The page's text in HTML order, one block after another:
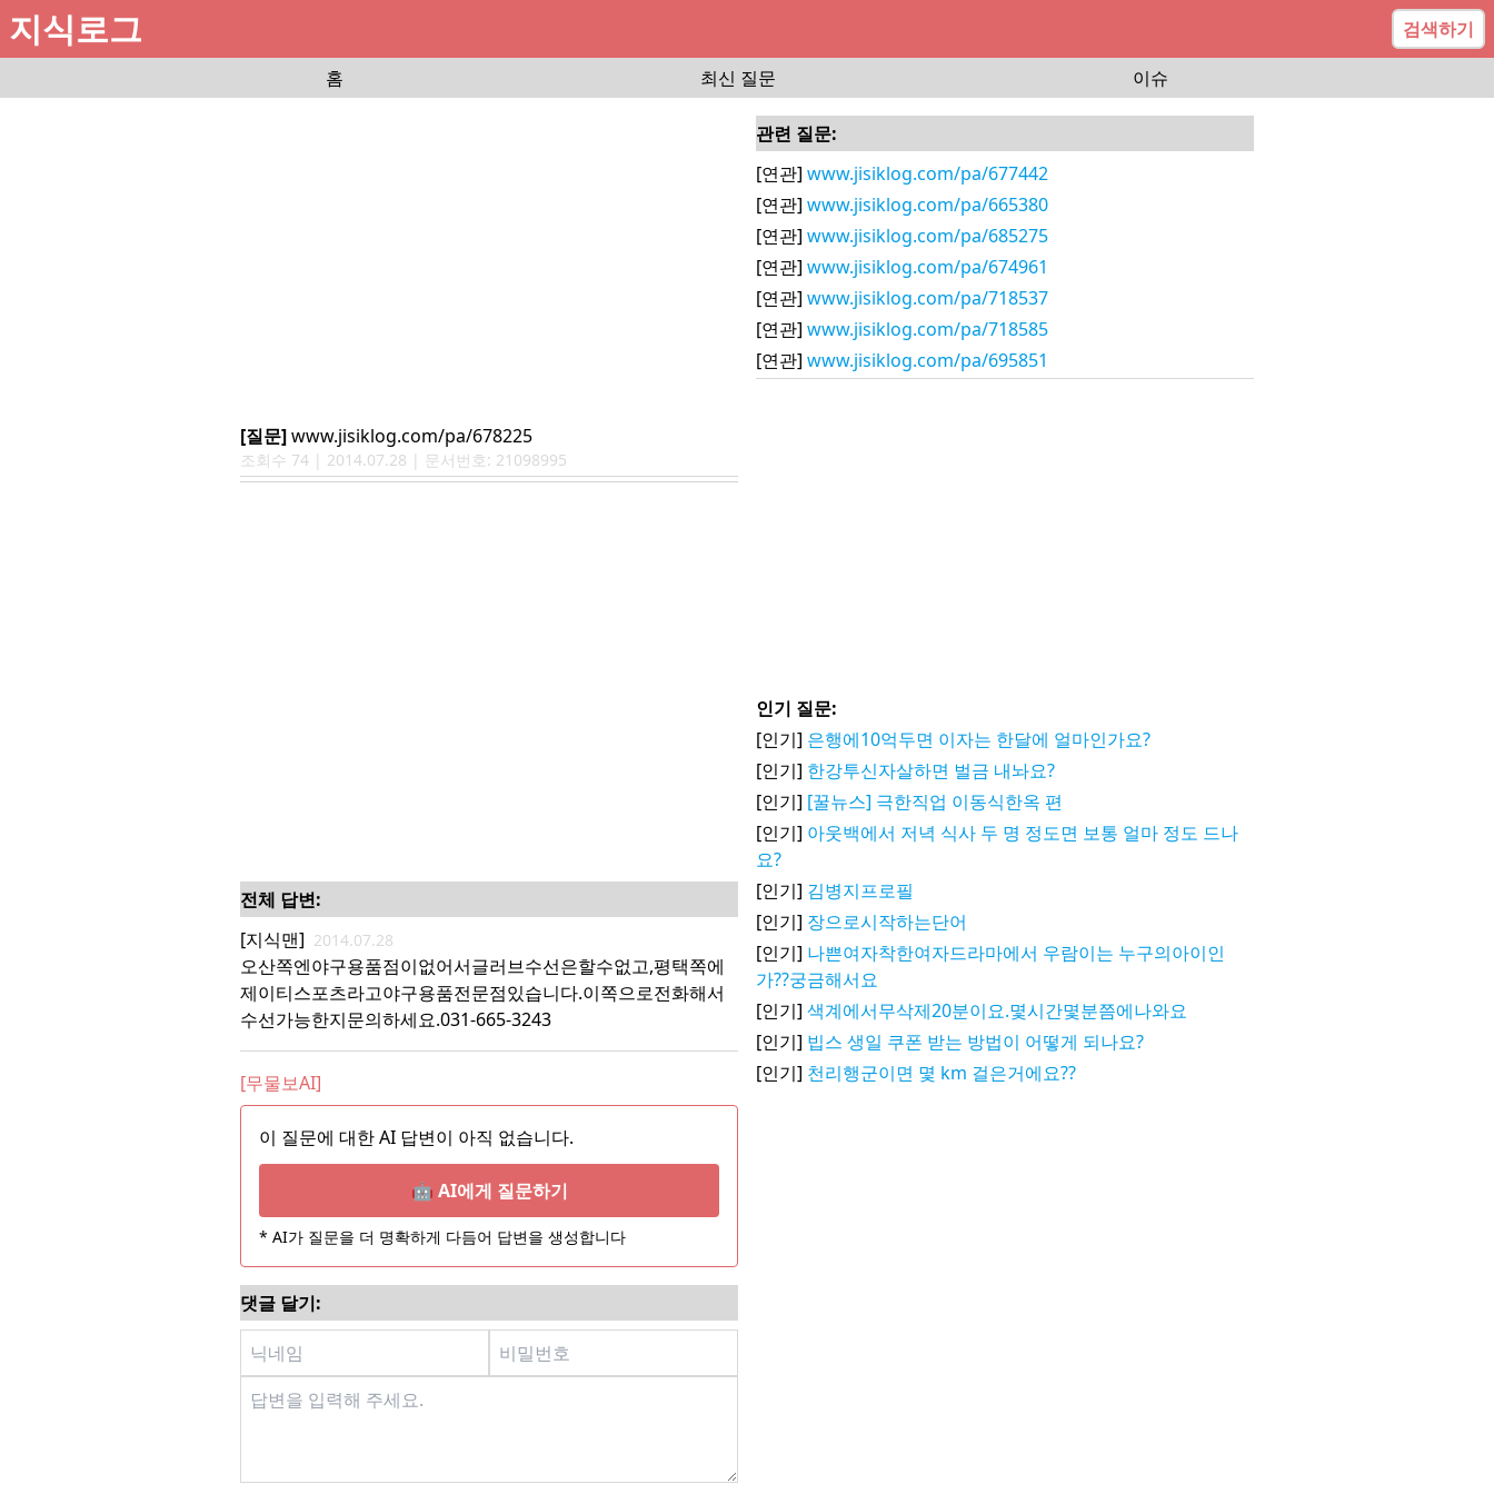
지식로그
검색하기
홈
최신 질문 이슈
[질문]www.jisiklog.com/pa/678225
조회수 74 | 2014.07.28 | 문서번호: 21098995
전체 답변:
[지식맨] 2014.07.28
오산쪽엔야구용품점이없어서글러브수선은할수없고,평택쪽에
제이티스포츠라고야구용품전문점있습니다.이쪽으로전화해서
수선가능한지문의하세요.031-665-3243
[무물보AI]
이 질문에 대한 AI 답변이 아직 없습니다.
🤖 AI에게 질문하기
* AI가 질문을 더 명확하게 다듬어 답변을 생성합니다
댓글 달기:
관련 질문:
[연관] www.jisiklog.com/pa/677442
[연관] www.jisiklog.com/pa/665380
[연관] www.jisiklog.com/pa/685275
[연관] www.jisiklog.com/pa/674961
[연관] www.jisiklog.com/pa/718537
[연관] www.jisiklog.com/pa/718585
[연관] www.jisiklog.com/pa/695851
인기 질문:
[인기] 은행에10억두면 이자는 한달에 얼마인가요?
[인기] 한강투신자살하면 벌금 내놔요?
[인기] [꿀뉴스] 극한직업 이동식한옥 편
[인기] 아웃백에서 저녁 식사 두 명 정도면 보통 얼마 정도 드나
요?
[인기] 김병지프로필
[인기] 장으로시작하는단어
[인기] 나쁜여자착한여자드라마에서 우람이는 누구의아이인
가??궁금해서요
[인기] 색계에서무삭제20분이요.몇시간몇분쯤에나와요
[인기] 빕스 생일 쿠폰 받는 방법이 어떻게 되나요?
[인기] 천리행군이면 몇 km 걸은거에요??